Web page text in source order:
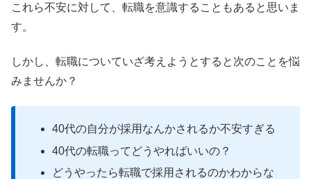
これら不安に対して、転職を意識することもあると思いま
す。
しかし、転職についていざ考えようとすると次のことを悩
みませんか？
40代の自分が採用なんかされるか不安すぎる
40代の転職ってどうやればいいの？
どうやったら転職で採用されるのかわからな